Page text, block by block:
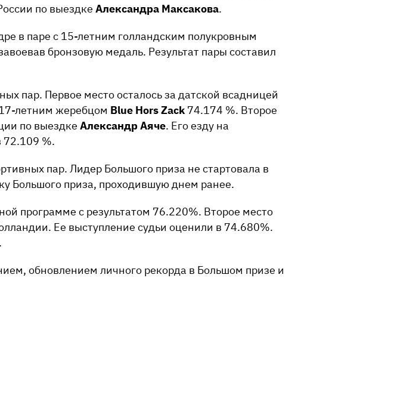
по выездке Александра Максакова.
в паре с 15-летним голландским полукровным
бронзовую медаль. Результат пары составил
пар. Первое место осталось за датской всадницей
летним жеребцом Blue Hors Zack74.174 %. Второе
по выездке Александр Аяче. Его езду на
72.109 %.
пар. Лидер Большого приза не стартовала в
Большого приза, проходившую днем ранее.
программе с результатом 76.220%. Второе место
Ее выступление судьи оценили в 74.680%.
обновлением личного рекорда в Большом призе и